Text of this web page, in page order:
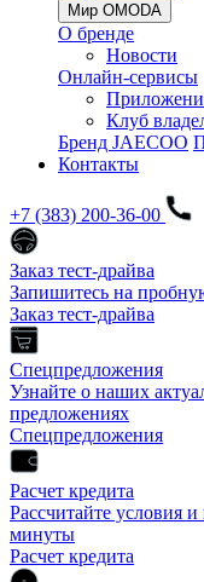
Мир OMODA
О бренде
Новости
Онлайн-сервисы
Клуб
Бренд JAECOO
Контакты
+7 (383) 200-36-00
Заказ тест-драйва
Запишитесь на
Заказ тест-драйва
Спецпредложения
Узнайте о наших
предложениях
Спецпредложения
Расчет кредита
Рассчитайте условия
минуты
Расчет кредита